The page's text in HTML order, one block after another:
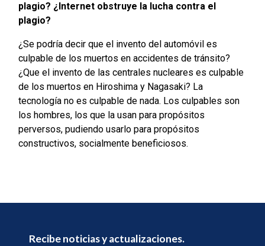
plagio? ¿Internet obstruye la lucha contra el
plagio?
¿Se podría decir que el invento del automóvil es
culpable de los muertos en accidentes de tránsito?
¿Que el invento de las centrales nucleares es culpable
de los muertos en Hiroshima y Nagasaki? La
tecnología no es culpable de nada. Los culpables son
los hombres, los que la usan para propósitos
perversos, pudiendo usarlo para propósitos
constructivos, socialmente beneficiosos.
Recibe noticias y actualizaciones.